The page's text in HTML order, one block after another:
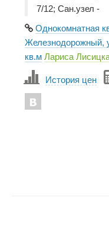
7/12; Сан.узел -
Однокомнатная
Железнодорожный,
кв.м Лариса
История цен